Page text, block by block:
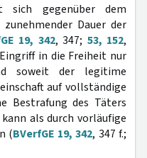
sich gegenüber dem
Dauer der
19, 342, 347; 53, 152,
in die Freiheit nur
soweit der legitime
auf vollständige
Bestrafung des Täters
als durch vorläufige
(BVerfGE 19, 342, 347 f.;